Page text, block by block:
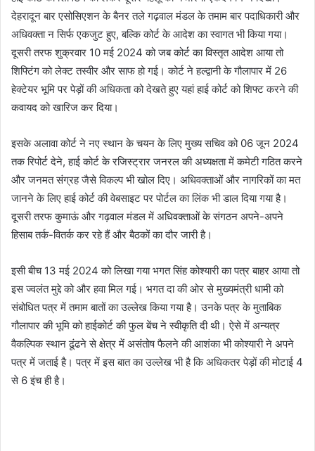
देहरादून बार एसोसिएशन के बैनर तले गढ़वाल मंडल के तमाम बार पदाधिकारी और
अधिवक्ता न सिर्फ एकजुट हुए, बल्कि कोर्ट के आदेश का स्वागत भी किया गया।
दूसरी तरफ शुक्रवार 10 मई 2024 को जब कोर्ट का विस्तृत आदेश आया तो
शिफ्टिंग को लेक्ट तस्वीर और साफ हो गई। कोर्ट ने हल्द्वानी के गौलापार में 26
हेक्टेयर भूमि पर पेड़ों की अधिकता को देखते हुए यहां हाई कोर्ट को शिफ्ट करने की
कवायद को खारिज कर दिया।
इसके अलावा कोर्ट ने नए स्थान के चयन के लिए मुख्य सचिव को 06 जून 2024
तक रिपोर्ट देने, हाई कोर्ट के रजिस्ट्रार जनरल की अध्यक्षता में कमेटी गठित करने
और जनमत संग्रह जैसे विकल्प भी खोल दिए। अधिवक्ताओं और नागरिकों का मत
जानने के लिए हाई कोर्ट की वेबसाइट पर पोर्टल का लिंक भी डाल दिया गया है।
दूसरी तरफ कुमाऊं और गढ़वाल मंडल में अधिवक्ताओं के संगठन अपने-अपने
हिसाब तर्क-वितर्क कर रहे हैं और बैठकों का दौर जारी है।
इसी बीच 13 मई 2024 को लिखा गया भगत सिंह कोश्यारी का पत्र बाहर आया तो
इस ज्वलंत मुद्दे को और हवा मिल गई। भगत दा की ओर से मुख्यमंत्री धामी को
संबोधित पत्र में तमाम बातों का उल्लेख किया गया है। उनके पत्र के मुताबिक
गौलापार की भूमि को हाईकोर्ट की फुल बेंच ने स्वीकृति दी थी। ऐसे में अन्यत्र
वैकल्पिक स्थान ढूंढने से क्षेत्र में असंतोष फैलने की आशंका भी कोश्यारी ने अपने
पत्र में जताई है। पत्र में इस बात का उल्लेख भी है कि अधिकतर पेड़ों की मोटाई 4
से 6 इंच ही है।